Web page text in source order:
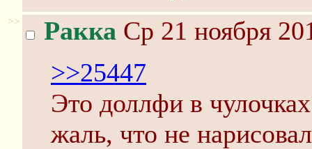
>> Ракка Ср 21 ноября
>>25447
Это доллфи в
жаль, что не